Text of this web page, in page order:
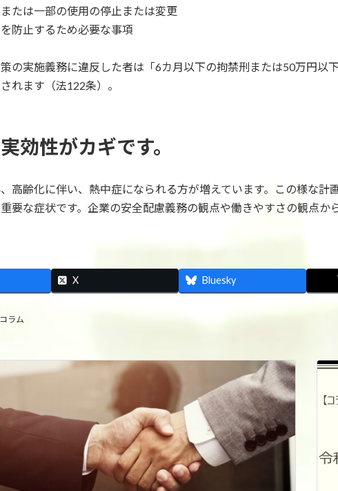
たは一部の使用の停止または変更
防止するため必要な事項
の実施義務に違反した者は「6カ月以下の拘禁刑または50万円
れます（法122条）。
効性がカギです。
高齢化に伴い、熱中症になられる方が増えています。この様な
要な症状です。企業の安全配慮義務の観点や働きやすさの観点
X Bluesky
コラム